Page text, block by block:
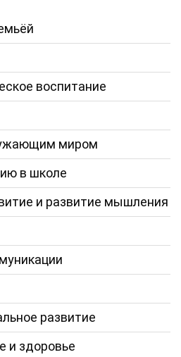
воспитание
миром
в школе
и развитие мышления
развитие
и здоровье